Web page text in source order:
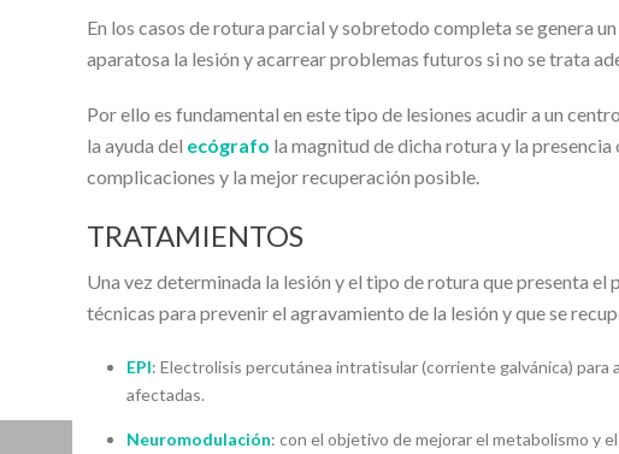
En los casos de rotura parcial y sobretodo completa se genera
aparatosa la lesión y acarrear problemas futuros si no se trata
Por ello es fundamental en este tipo de lesiones acudir a un
la ayuda del ecógrafo la magnitud de dicha rotura y la
complicaciones y la mejor recuperación posible.
TRATAMIENTOS
Una vez determinada la lesión y el tipo de rotura que presenta
técnicas para prevenir el agravamiento de la lesión y que se
EPI: Electrolisis percutánea intratisular (corriente galvánica)
afectadas.
Neuromodulación: con el objetivo de mejorar el metabolismo y